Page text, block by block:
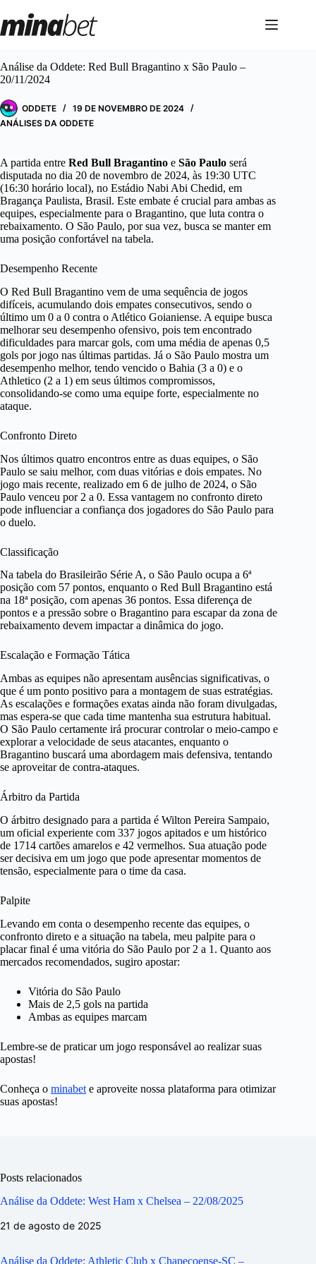
para
o
Análise da Oddete: Red Bull Bragantino x São Paulo –
20/11/2024
ODDETE
19 DE NOVEMBRO DE 2024
ANÁLISES DA ODDETE
A partida entre Red Bull Bragantino e São Paulo será
disputada no dia 20 de novembro de 2024, às 19:30 UTC
(16:30 horário local), no Estádio Nabi Abi Chedid, em
Bragança Paulista, Brasil. Este embate é crucial para ambas as
equipes, especialmente para o Bragantino, que luta contra o
rebaixamento. O São Paulo, por sua vez, busca se manter em
uma posição confortável na tabela.
Desempenho Recente
O Red Bull Bragantino vem de uma sequência de jogos
difíceis, acumulando dois empates consecutivos, sendo o
último um 0 a 0 contra o Atlético Goianiense. A equipe busca
melhorar seu desempenho ofensivo, pois tem encontrado
dificuldades para marcar gols, com uma média de apenas 0,5
gols por jogo nas últimas partidas. Já o São Paulo mostra um
desempenho melhor, tendo vencido o Bahia (3 a 0) e o
Athletico (2 a 1) em seus últimos compromissos,
consolidando-se como uma equipe forte, especialmente no
ataque.
Confronto Direto
Nos últimos quatro encontros entre as duas equipes, o São
Paulo se saiu melhor, com duas vitórias e dois empates. No
jogo mais recente, realizado em 6 de julho de 2024, o São
Paulo venceu por 2 a 0. Essa vantagem no confronto direto
pode influenciar a confiança dos jogadores do São Paulo para
o duelo.
Classificação
Na tabela do Brasileirão Série A, o São Paulo ocupa a 6ª
posição com 57 pontos, enquanto o Red Bull Bragantino está
na 18ª posição, com apenas 36 pontos. Essa diferença de
pontos e a pressão sobre o Bragantino para escapar da zona de
rebaixamento devem impactar a dinâmica do jogo.
Escalação e Formação Tática
Ambas as equipes não apresentam ausências significativas, o
que é um ponto positivo para a montagem de suas estratégias.
As escalações e formações exatas ainda não foram divulgadas,
mas espera-se que cada time mantenha sua estrutura habitual.
O São Paulo certamente irá procurar controlar o meio-campo e
explorar a velocidade de seus atacantes, enquanto o
Bragantino buscará uma abordagem mais defensiva, tentando
se aproveitar de contra-ataques.
Árbitro da Partida
O árbitro designado para a partida é Wilton Pereira Sampaio,
um oficial experiente com 337 jogos apitados e um histórico
de 1714 cartões amarelos e 42 vermelhos. Sua atuação pode
ser decisiva em um jogo que pode apresentar momentos de
tensão, especialmente para o time da casa.
Palpite
Levando em conta o desempenho recente das equipes, o
confronto direto e a situação na tabela, meu palpite para o
placar final é uma vitória do São Paulo por 2 a 1. Quanto aos
mercados recomendados, sugiro apostar:
Vitória do São Paulo
Mais de 2,5 gols na partida
Ambas as equipes marcam
Lembre-se de praticar um jogo responsável ao realizar suas
apostas!
Conheça o minabet e aproveite nossa plataforma para otimizar
suas apostas!
Posts relacionados
Análise da Oddete: West Ham x Chelsea – 22/08/2025
21 de agosto de 2025
Análise da Oddete: Athletic Club x Chapecoense-SC –